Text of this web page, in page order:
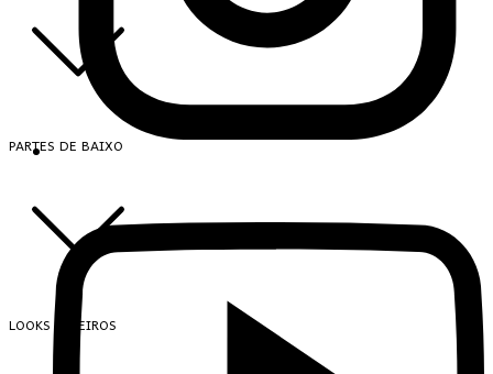
PARTES DE BAIXO
LOOKS INTEIROS